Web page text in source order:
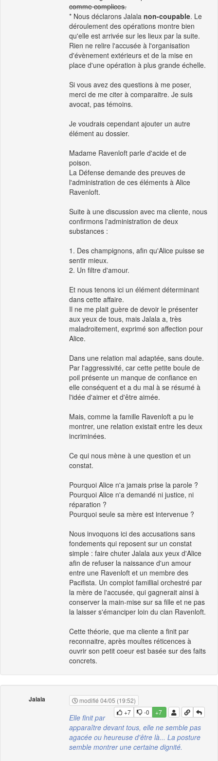
comme complices.
* Nous déclarons Jalala non-coupable. Le
déroulement des opérations montre bien
qu'elle est arrivée sur les lieux par la suite.
Rien ne relire l'accusée à l'organisation
d'évènement extérieurs et de la mise en
place d'une opération à plus grande échelle.
Si vous avez des questions à me poser,
merci de me citer à comparaitre. Je suis
avocat, pas témoins.
Je voudrais cependant ajouter un autre
élément au dossier.
Madame Ravenloft parle d'acide et de
poison.
La Défense demande des preuves de
l'administration de ces éléments à Alice
Ravenloft.
Suite à une discussion avec ma cliente, nous
confirmons l'administration de deux
substances :
1. Des champignons, afin qu'Alice puisse se
sentir mieux.
2. Un filtre d'amour.
Et nous tenons ici un élément déterminant
dans cette affaire.
Il ne me plait guère de devoir le présenter
aux yeux de tous, mais Jalala a, très
maladroitement, exprimé son affection pour
Alice.
Dans une relation mal adaptée, sans doute.
Par l'aggressivité, car cette petite boule de
poil présente un manque de confiance en
elle conséquent et a du mal à se résumé à
l'idée d'aimer et d'être aimée.
Mais, comme la famille Ravenloft a pu le
montrer, une relation existait entre les deux
incriminées.
Ce qui nous mène à une question et un
constat.
Pourquoi Alice n'a jamais prise la parole ?
Pourquoi Alice n'a demandé ni justice, ni
réparation ?
Pourquoi seule sa mère est intervenue ?
Nous invoquons ici des accusations sans
fondements qui reposent sur un constat
simple : faire chuter Jalala aux yeux d'Alice
afin de refuser la naissance d'un amour
entre une Ravenloft et un membre des
Pacifista. Un complot famillial orchestré par
la mère de l'accusée, qui gagnerait ainsi à
conserver la main-mise sur sa fille et ne pas
la laisser s'émanciper loin du clan Ravenloft.
Cette théorie, que ma cliente a finit par
reconnaitre, après moultes réticences à
ouvrir son petit coeur est basée sur des faits
concrets.
Jalala
modifié 04/05 (19:52)
+7
-0 +7
Elle finit par
apparaître devant tous, elle ne semble pas
agacée ou heureuse d'être là... La posture
semble montrer une certaine dignité.